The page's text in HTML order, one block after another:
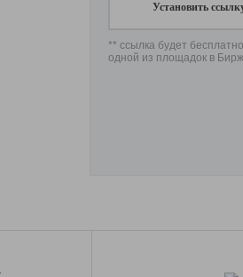
Установить
** ссылка будет
одной из площадок в